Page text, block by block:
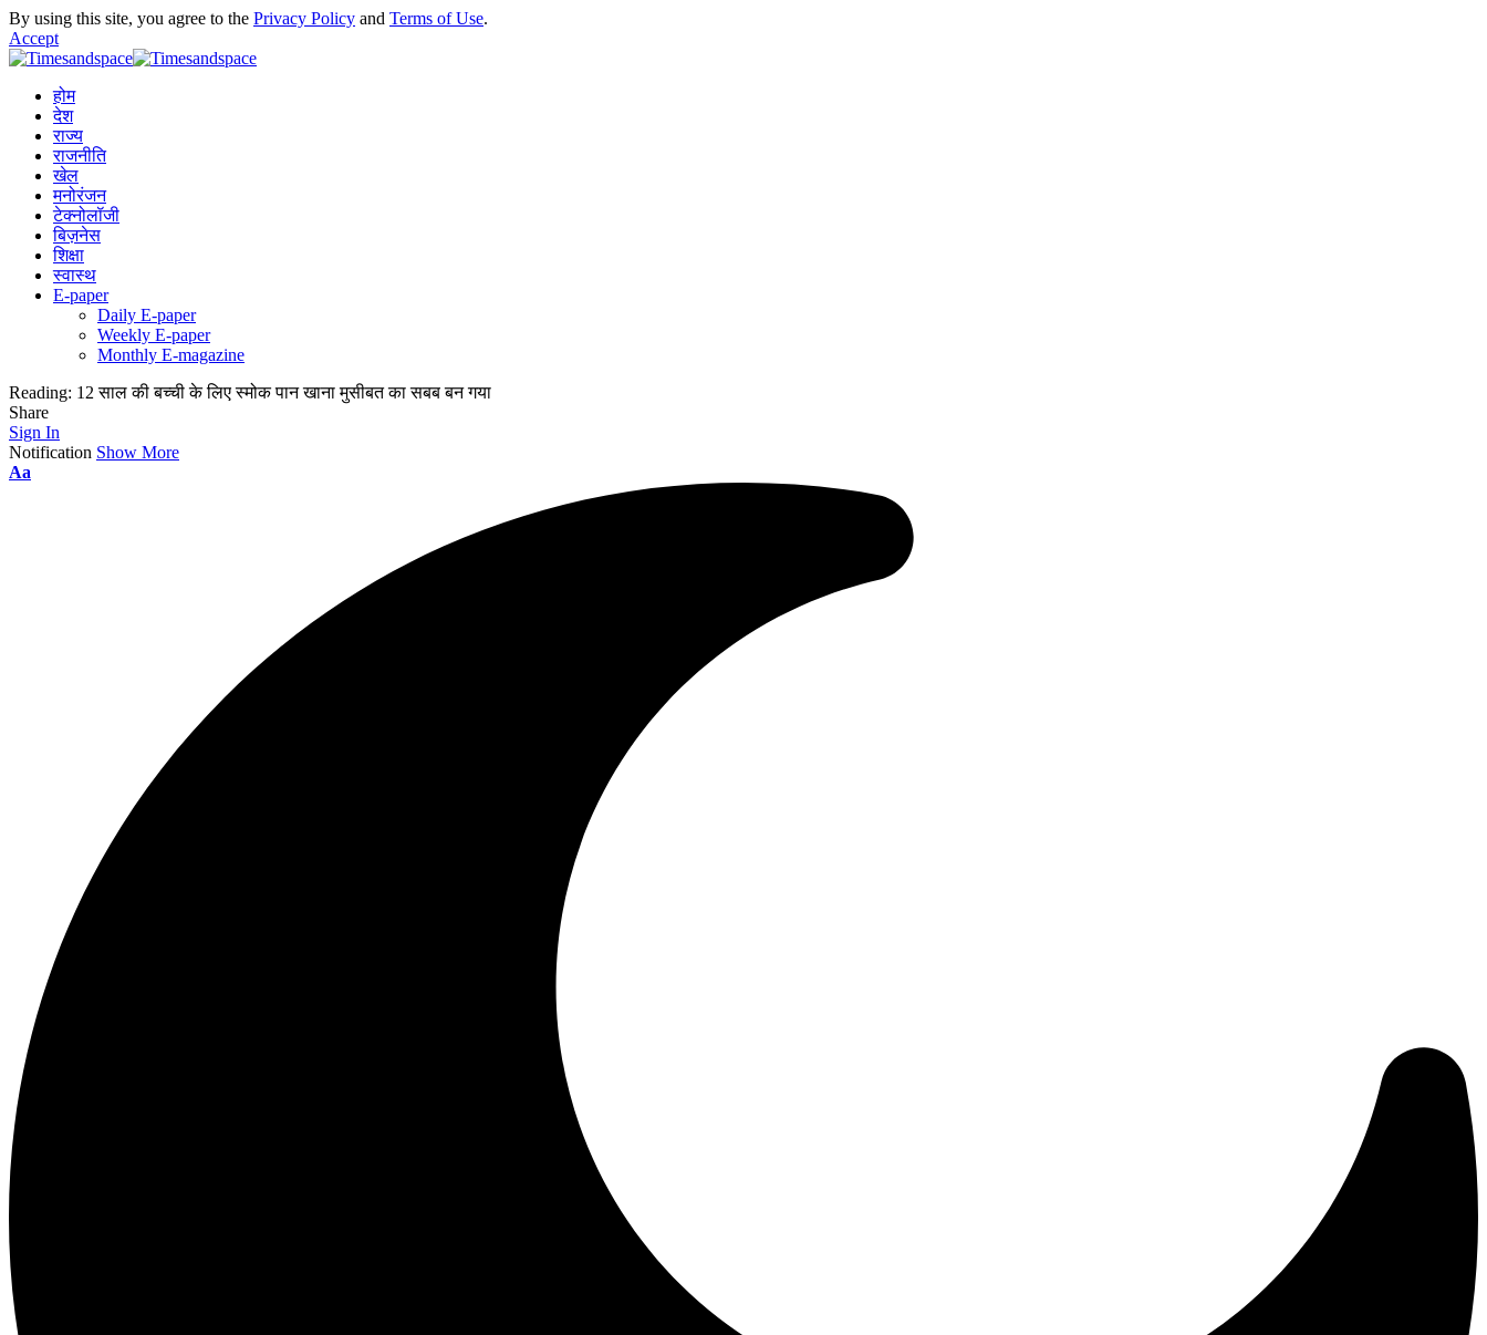
By using this site, you agree to the Privacy Policy and Terms of Use.
Accept
होम
देश
राज्य
राजनीति
खेल
मनोरंजन
टेक्नोलॉजी
बिज़नेस
शिक्षा
स्वास्थ
E-paper
Daily E-paper
Weekly E-paper
Monthly E-magazine
Reading: 12 साल की बच्ची के लिए स्मोक पान खाना मुसीबत का सबब बन गया
Share
Sign In
Notification Show More
Aa